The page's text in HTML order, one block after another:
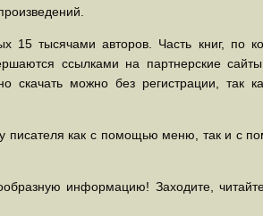
15 тысячами авторов. Часть книг, по
ссылками на партнерские
скачать можно без регистрации, так
писателя как с помощью меню, так и с
информацию! Заходите,